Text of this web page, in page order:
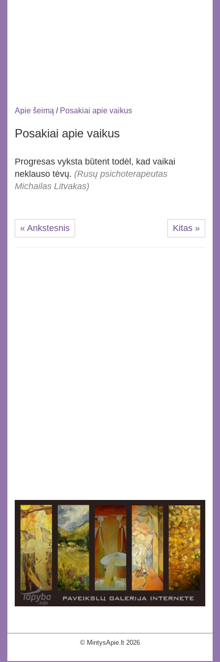
Apie šeimą / Posakiai apie vaikus
Posakiai apie vaikus
Progresas vyksta būtent todėl, kad vaikai
neklauso tėvų. (Rusų psichoterapeutas
Michailas Litvakas)
« Ankstesnis Kitas »
© MintysApie.lt 2026